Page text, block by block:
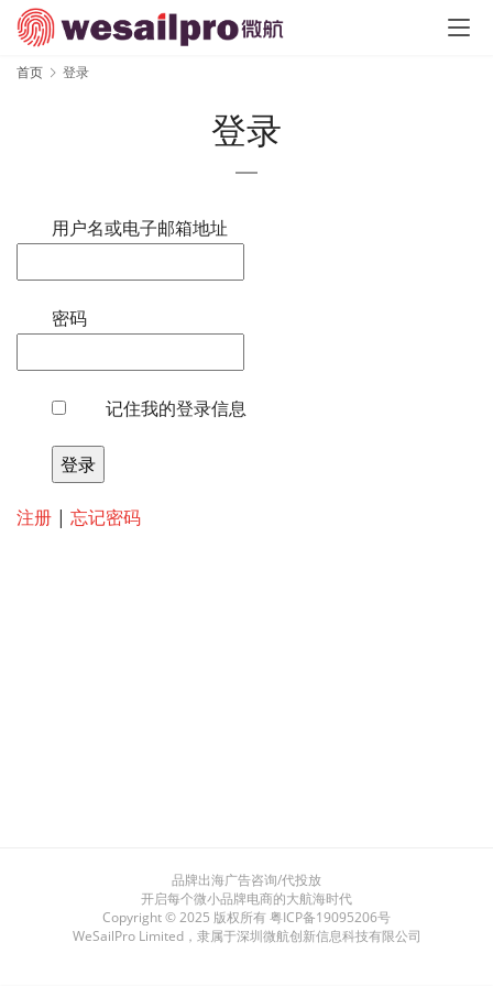
首页 登录
登录
用户名或电子邮箱地址
密码
记住我的登录信息
注册 | 忘记密码
品牌出海广告咨询/代投放
开启每个微小品牌电商的大航海时代
Copyright © 2025 版权所有粤ICP备19095206号
WeSailPro Limited，隶属于深圳微航创新信息科技有限公司